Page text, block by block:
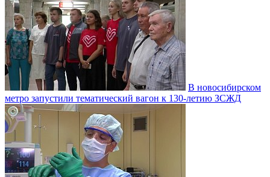
В новосибирском
метро запустили тематический вагон к 130-летию ЗСЖД